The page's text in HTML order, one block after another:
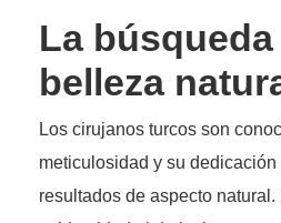
La
belleza
Los cirujanos turcos son
meticulosidad y su
resultados de aspecto